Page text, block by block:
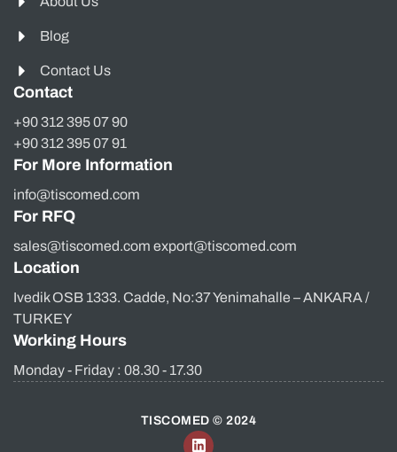
Blog
Contact Us
Contact
+90 312 395 07 90
+90 312 395 07 91
For More Information
info@tiscomed.com
For RFQ
sales@tiscomed.com export@tiscomed.com
Location
Ivedik OSB 1333. Cadde, No:37 Yenimahalle – ANKARA /
TURKEY
Working Hours
Monday - Friday : 08.30 - 17.30
TISCOMED © 2024